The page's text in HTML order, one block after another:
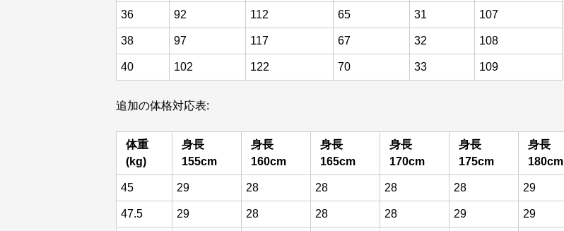
36 92 112 65 31 107
38 97 117 67 32 108
40 102 122 70 33 109
追加の体格対応表:
体重
(kg)
身長
155cm
身長
160cm
身長
165cm
身長
170cm
身長
175cm
身長
180cm
45 29 28 28 28 28 29
47.5 29 28 28 28 29 29